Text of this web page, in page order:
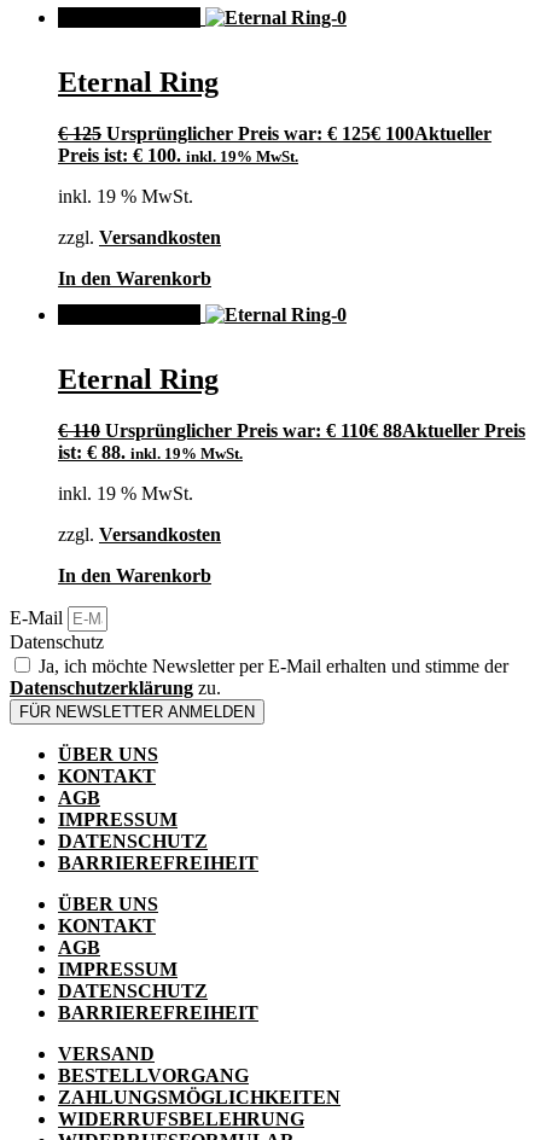
Eternal Ring
€125 Ursprünglicher Preis war: € 125€ 100Aktueller
Preis ist: € 100. inkl. 19% MwSt.
inkl. 19 % MwSt.
zzgl. Versandkosten
In den Warenkorb
Eternal Ring
€110 Ursprünglicher Preis war: € 110€ 88Aktueller Preis
ist: € 88. inkl. 19% MwSt.
inkl. 19 % MwSt.
zzgl. Versandkosten
In den Warenkorb
E-Mail
Datenschutz
Ja, ich möchte Newsletter per E-Mail erhalten und stimme der
Datenschutzerklärung zu.
FÜR NEWSLETTER ANMELDEN
ÜBER UNS
KONTAKT
AGB
IMPRESSUM
DATENSCHUTZ
BARRIEREFREIHEIT
ÜBER UNS
KONTAKT
AGB
IMPRESSUM
DATENSCHUTZ
BARRIEREFREIHEIT
VERSAND
BESTELLVORGANG
ZAHLUNGSMÖGLICHKEITEN
WIDERRUFSBELEHRUNG